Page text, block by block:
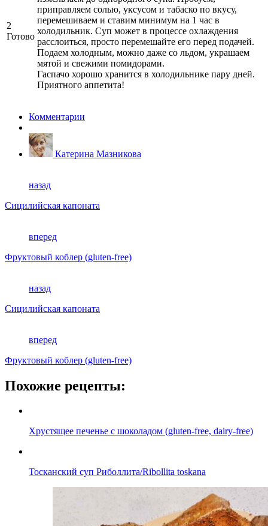
2
Готово
приправляем солью, уксусом и табаско по вкусу,
перемешиваем и ставим минимум на 1 час в
холодильник. Суп может в процессе охлаждения
расслоиться, просто перемешайте его перед подачей.
Подаем холодным, можно даже со льдом, украшаем
мятой и свежими помидорами.
Гаспачо хорошо хранится в холодильнике пару дней.
Приятного аппетита!
Комментарии
Катерина Мазникова
назад
Сицилийская капоната
вперед
Фруктовый коблер (gluten-free)
назад
Сицилийская капоната
вперед
Фруктовый коблер (gluten-free)
Похожие рецепты:
Хрустящее печенье с шоколадом (gluten-free, dairy-free)
Тосканский суп Риболлита/Ribollita toskana